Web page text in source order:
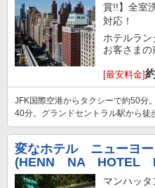
賞!!】全室
対応！
ホテルラン
お客さまの
[最安料金]
JFK国際空港からタクシーで約50分
40分。グランドセントラル駅から徒
変なホテル ニューヨー
(HENN NA HOTEL
マンハッ